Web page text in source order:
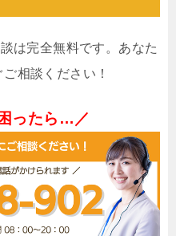
は完全無料です。あなた
相談ください！
ったら…／